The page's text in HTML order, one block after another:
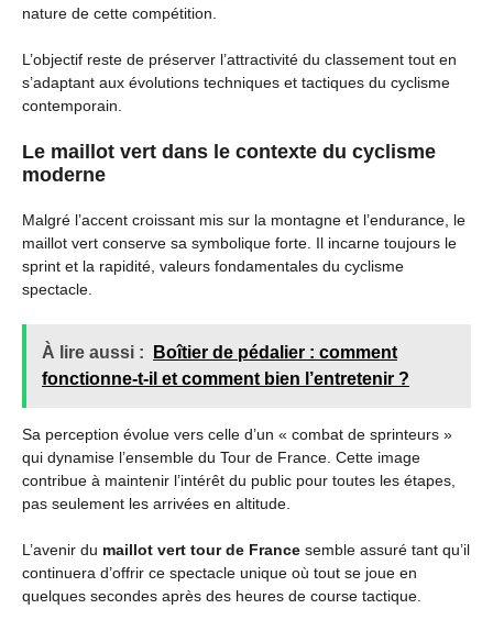
nature de cette compétition.
L’objectif reste de préserver l’attractivité du classement tout en
s’adaptant aux évolutions techniques et tactiques du cyclisme
contemporain.
Le maillot vert dans le contexte du cyclisme
moderne
Malgré l’accent croissant mis sur la montagne et l’endurance, le
maillot vert conserve sa symbolique forte. Il incarne toujours le
sprint et la rapidité, valeurs fondamentales du cyclisme
spectacle.
À lire aussi :
Boîtier de pédalier : comment
fonctionne-t-il et comment bien l’entretenir ?
Sa perception évolue vers celle d’un « combat de sprinteurs »
qui dynamise l’ensemble du Tour de France. Cette image
contribue à maintenir l’intérêt du public pour toutes les étapes,
pas seulement les arrivées en altitude.
L’avenir du maillot vert tour de France semble assuré tant qu’il
continuera d’offrir ce spectacle unique où tout se joue en
quelques secondes après des heures de course tactique.